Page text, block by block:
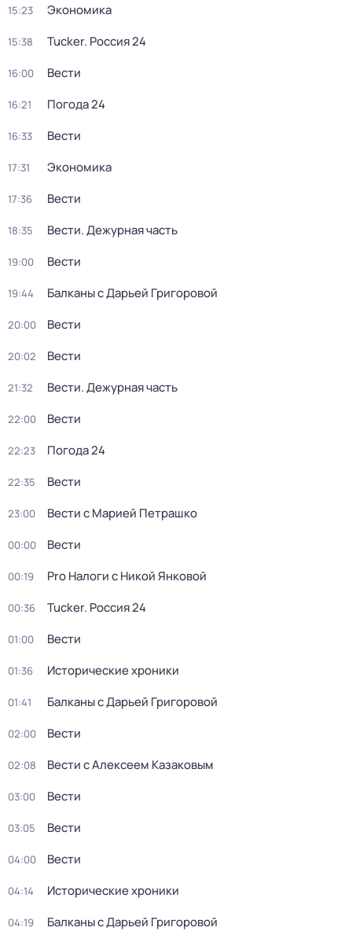
15:23 Экономика
15:38 Tucker. Россия 24
16:00 Вести
16:21 Погода 24
16:33 Вести
17:31 Экономика
17:36 Вести
18:35 Вести. Дежурная часть
19:00 Вести
19:44 Балканы с Дарьей Григоровой
20:00 Вести
20:02 Вести
21:32 Вести. Дежурная часть
22:00 Вести
22:23 Погода 24
22:35 Вести
23:00 Вести с Марией Петрашко
00:00 Вести
00:19 Pro Налоги с Никой Янковой
00:36 Tucker. Россия 24
01:00 Вести
01:36 Исторические хроники
01:41 Балканы с Дарьей Григоровой
02:00 Вести
02:08 Вести с Алексеем Казаковым
03:00 Вести
03:05 Вести
04:00 Вести
04:14 Исторические хроники
04:19 Балканы с Дарьей Григоровой